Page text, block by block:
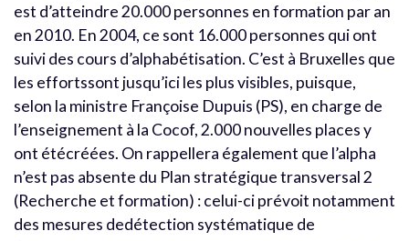
est d’atteindre 20.000 personnes en formation par an
en 2010. En 2004, ce sont 16.000 personnes qui ont
suivi des cours d’alphabétisation. C’est à Bruxelles que
les effortssont jusqu’ici les plus visibles, puisque,
selon la ministre Françoise Dupuis (PS), en charge de
l’enseignement à la Cocof, 2.000 nouvelles places y
ont étécréées. On rappellera également que l’alpha
n’est pas absente du Plan stratégique transversal 2
(Recherche et formation) : celui-ci prévoit notamment
des mesures dedétection systématique de